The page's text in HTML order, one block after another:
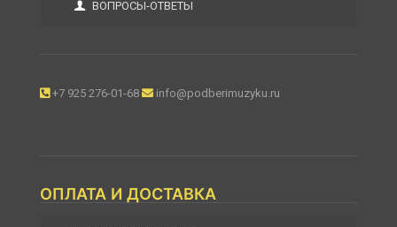
ВОПРОСЫ-ОТВЕТЫ
+7 925 276-01-68 info@podberimuzyku.ru
ОПЛАТА И ДОСТАВКА